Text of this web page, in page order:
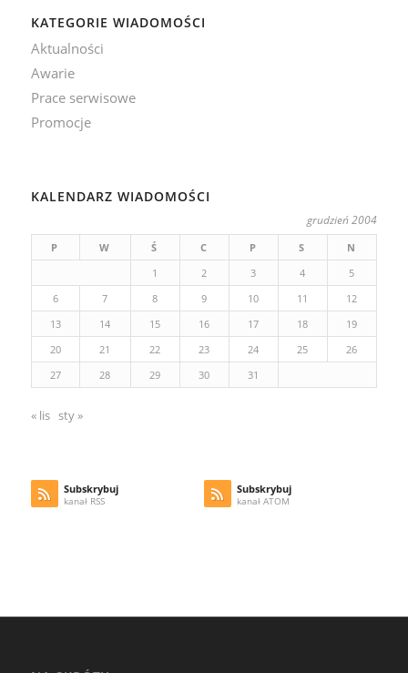
KATEGORIE WIADOMOŚCI
Aktualności
Awarie
Prace serwisowe
Promocje
KALENDARZ WIADOMOŚCI
grudzień 2004
P W Ś C P S
N
1
2 3 4
5
6
7 8 9 10 11
12
13
14 15 16 17 18
19
20
21 22 23 24 25
26
27
28 29 30 31
« lis sty »
Subskrybuj
kanał RSS
Subskrybuj
kanał ATOM